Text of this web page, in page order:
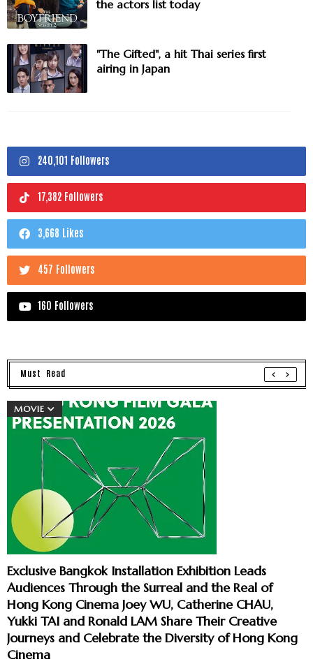
the actors list today
"The Gifted", a hit Thai series first
airing in Japan
240,101 Followers
17,382 Followers
3,668 Likes
457 Followers
160 Followers
Must Read
MOVIE
Exclusive Bangkok Installation Exhibition Leads
Audiences Through the Surreal and the Real of
Hong Kong Cinema Joey WU, Catherine CHAU,
Yukki TAI and Ronald LAM Share Their Creative
Journeys and Celebrate the Diversity of Hong Kong
Cinema